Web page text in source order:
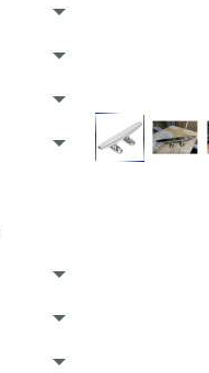
Đồng Hồ & Cảm Biến
Nhớt - Nước Làm Mát -